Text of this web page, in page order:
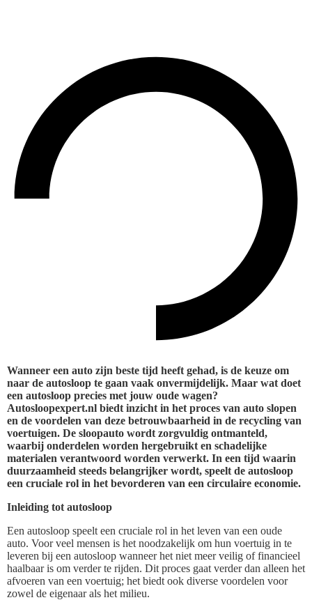
Wanneer een auto zijn beste tijd heeft gehad, is de keuze om
naar de autosloop te gaan vaak onvermijdelijk. Maar wat doet
een autosloop precies met jouw oude wagen?
Autosloopexpert.nl biedt inzicht in het proces van auto slopen
en de voordelen van deze betrouwbaarheid in de recycling van
voertuigen. De sloopauto wordt zorgvuldig ontmanteld,
waarbij onderdelen worden hergebruikt en schadelijke
materialen verantwoord worden verwerkt. In een tijd waarin
duurzaamheid steeds belangrijker wordt, speelt de autosloop
een cruciale rol in het bevorderen van een circulaire economie.
Inleiding tot autosloop
Een autosloop speelt een cruciale rol in het leven van een oude
auto. Voor veel mensen is het noodzakelijk om hun voertuig in te
leveren bij een autosloop wanneer het niet meer veilig of financieel
haalbaar is om verder te rijden. Dit proces gaat verder dan alleen het
afvoeren van een voertuig; het biedt ook diverse voordelen voor
zowel de eigenaar als het milieu.